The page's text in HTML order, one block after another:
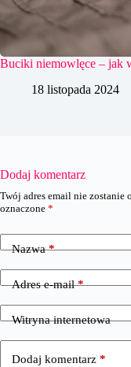
Buciki niemowlęce – jak
18 listopada 2024
Dodaj komentarz
Twój adres email nie zostanie
oznaczone *
Nazwa*
Adres e-mail*
Witryna internetowa
Dodaj komentarz *